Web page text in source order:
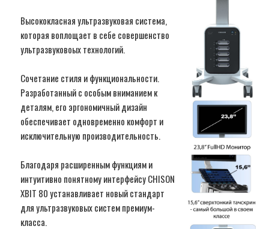
Высококласная ультразвуковая система,
которая воплощает в себе совершенство
ультразвуковоых технологий.
Сочетание стиля и функциональности.
Разработанный с особым вниманием к
деталям, его эргономичный дизайн
обеспечивает одновременно комфорт и
исключительную производительность.
Благодаря расширенным функциям и
интуитивно понятному интерфейсу CHISON
XBIT 80 устанавливает новый стандарт
для ультразвуковых систем премиум-
класса.